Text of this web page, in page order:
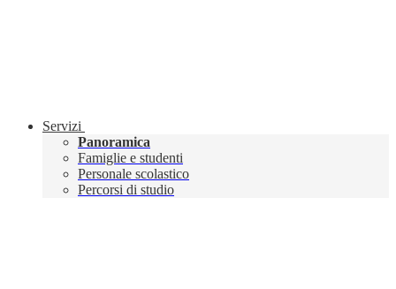
Servizi
Panoramica
Famiglie e studenti
Personale scolastico
Percorsi di studio